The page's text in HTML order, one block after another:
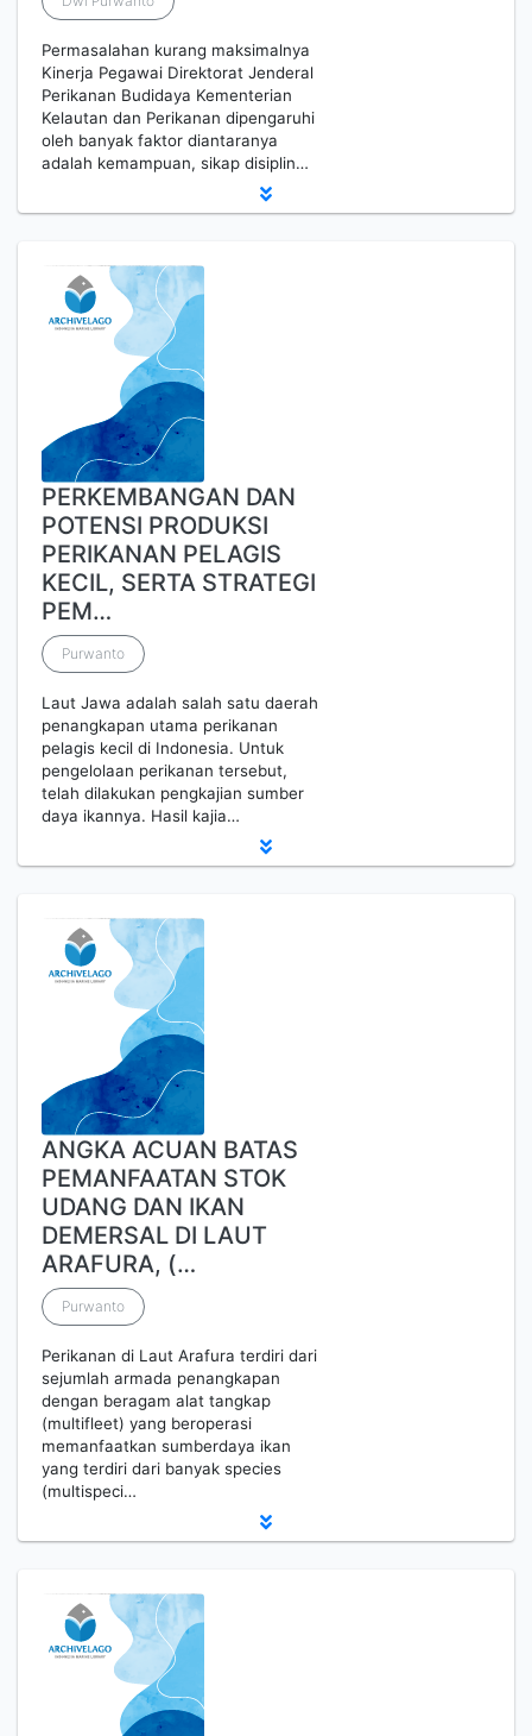
Permasalahan kurang maksimalnya
Kinerja Pegawai Direktorat Jenderal
Perikanan Budidaya Kementerian
Kelautan dan Perikanan dipengaruhi
oleh banyak faktor diantaranya
adalah kemampuan, sikap disiplin…
PERKEMBANGAN DAN
POTENSI PRODUKSI
PERIKANAN PELAGIS
KECIL, SERTA STRATEGI
PEM…
Purwanto
Laut Jawa adalah salah satu daerah
penangkapan utama perikanan
pelagis kecil di Indonesia. Untuk
pengelolaan perikanan tersebut,
telah dilakukan pengkajian sumber
daya ikannya. Hasil kajia…
ANGKA ACUAN BATAS
PEMANFAATAN STOK
UDANG DAN IKAN
DEMERSAL DI LAUT
ARAFURA, (…
Purwanto
Perikanan di Laut Arafura terdiri dari
sejumlah armada penangkapan
dengan beragam alat tangkap
(multifleet) yang beroperasi
memanfaatkan sumberdaya ikan
yang terdiri dari banyak species
(multispeci…